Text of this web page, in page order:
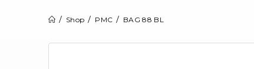
Shop PMC BAG 88 BL